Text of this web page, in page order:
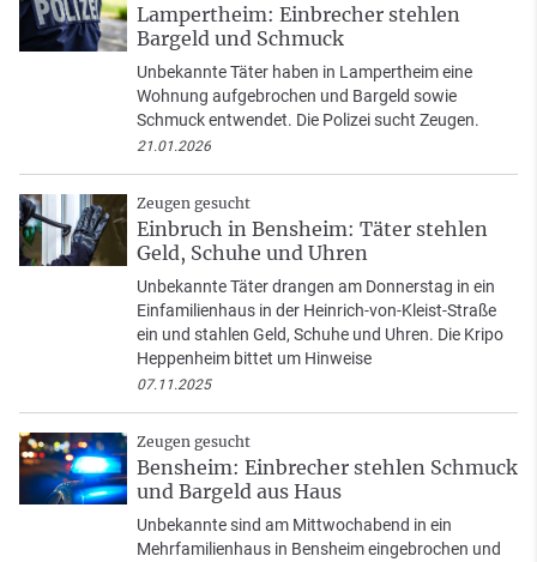
Lampertheim: Einbrecher stehlen
Bargeld und Schmuck
Unbekannte Täter haben in Lampertheim eine
Wohnung aufgebrochen und Bargeld sowie
Schmuck entwendet. Die Polizei sucht Zeugen.
21.01.2026
Zeugen gesucht
Einbruch in Bensheim: Täter stehlen
Geld, Schuhe und Uhren
Unbekannte Täter drangen am Donnerstag in ein
Einfamilienhaus in der Heinrich-von-Kleist-Straße
ein und stahlen Geld, Schuhe und Uhren. Die Kripo
Heppenheim bittet um Hinweise
07.11.2025
Zeugen gesucht
Bensheim: Einbrecher stehlen Schmuck
und Bargeld aus Haus
Unbekannte sind am Mittwochabend in ein
Mehrfamilienhaus in Bensheim eingebrochen und